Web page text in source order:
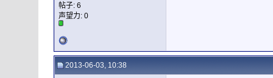
帖子: 6
声望力: 0
2013-06-03, 10:38